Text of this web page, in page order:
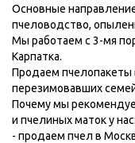
Основные
пчеловодство,
Мы работаем с 3-мя
Карпатка.
Продаем пчелопакеты
перезимовавших
Почему мы
и пчелиных маток у нас:
- продаем пчел в